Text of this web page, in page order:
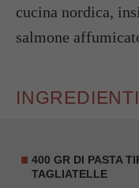
cucina nordica,
salmone
INGREDIENTI
400 GR DI PASTA
TAGLIATELLE